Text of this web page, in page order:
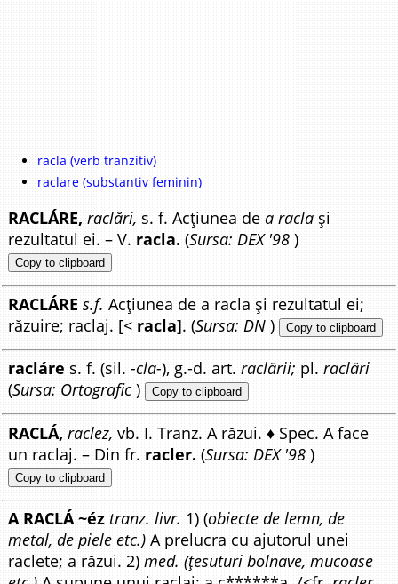
racla (verb tranzitiv)
raclare (substantiv feminin)
RACLÁRE, raclări, s. f. Acțiunea dea racla și
rezultatul ei. – V. racla. (Sursa: DEX '98 )
Copy to clipboard
RACLÁRE s.f. Acțiunea de a racla și rezultatul ei;
răzuire; raclaj. [< racla]. (Sursa: DN ) Copy to clipboard
racláre s. f. (sil.-cla-), g.-d. art.raclării; pl.raclări
(Sursa: Ortografic ) Copy to clipboard
RACLÁ, raclez, vb. I. Tranz. A răzui. ♦ Spec. A face
un raclaj. – Din fr. racler. (Sursa: DEX '98 )
Copy to clipboard
A RACLÁ ~éz tranz. livr. 1) (obiecte de lemn, de
metal, de piele etc.) A prelucra cu ajutorul unei
raclete; a răzui. 2)med. (țesuturi bolnave, mucoase